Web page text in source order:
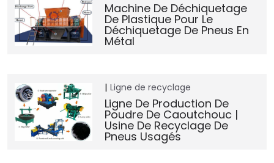
Machine De Déchiquetage
De Plastique Pour Le
Déchiquetage De Pneus En
Métal
Ligne de recyclage
Ligne De Production De
Poudre De Caoutchouc |
Usine De Recyclage De
Pneus Usagés